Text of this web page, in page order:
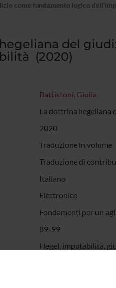
come fondamento logico
del
(2020)
Battistoni, Giulia
La dottrina hegeliana
2020
Traduzione in volume
Traduzione di
Italiano
Elettronico
Fondamenti per un
89-99
Hegel, imputabilità,
L'Autore ricostruisce
ricavandolo dalla
intese come